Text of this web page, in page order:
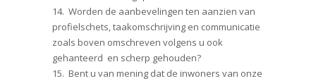
14. Worden de aanbevelingen ten aanzien van
profielschets, taakomschrijving en communicatie
zoals boven omschreven volgens u ook
gehanteerd en scherp gehouden?
15. Bent u van mening dat de inwoners van onze